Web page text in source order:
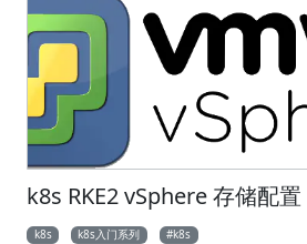
k8s RKE2 vSphere 存储配置
k8s k8s入门系列 k8s